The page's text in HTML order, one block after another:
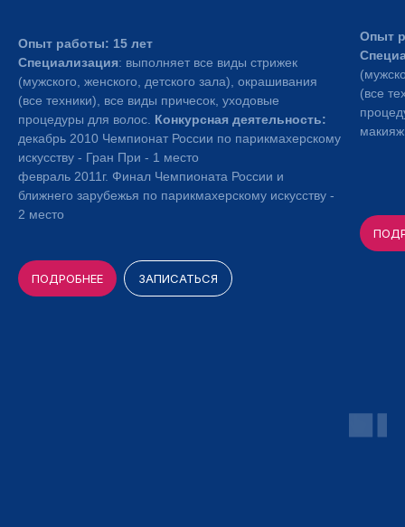
Опыт работы: 15 лет
Специализация: выполняет все виды стрижек
(мужского, женского, детского зала), окрашивания
(все техники), все виды причесок, уходовые
процедуры для волос. Конкурсная деятельность:
декабрь 2010 Чемпионат России по парикмахерскому
искусству - Гран При - 1 место
февраль 2011г. Финал Чемпионата России и
ближнего зарубежья по парикмахерскому искусству -
2 место
ПОДРОБНЕЕ ЗАПИСАТЬСЯ
Опыт
(все